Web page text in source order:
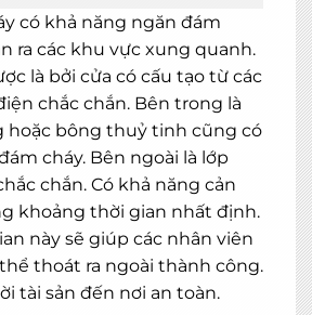
có khả năng ngăn đám
ra các khu vực xung quanh.
là bởi cửa có cấu tạo từ các
chắc chắn. Bên trong là
hoặc bông thuỷ tinh cũng có
cháy. Bên ngoài là lớp
chắn. Có khả năng cản
khoảng thời gian nhất định.
này sẽ giúp các nhân viên
thoát ra ngoài thành công.
tài sản đến nơi an toàn.